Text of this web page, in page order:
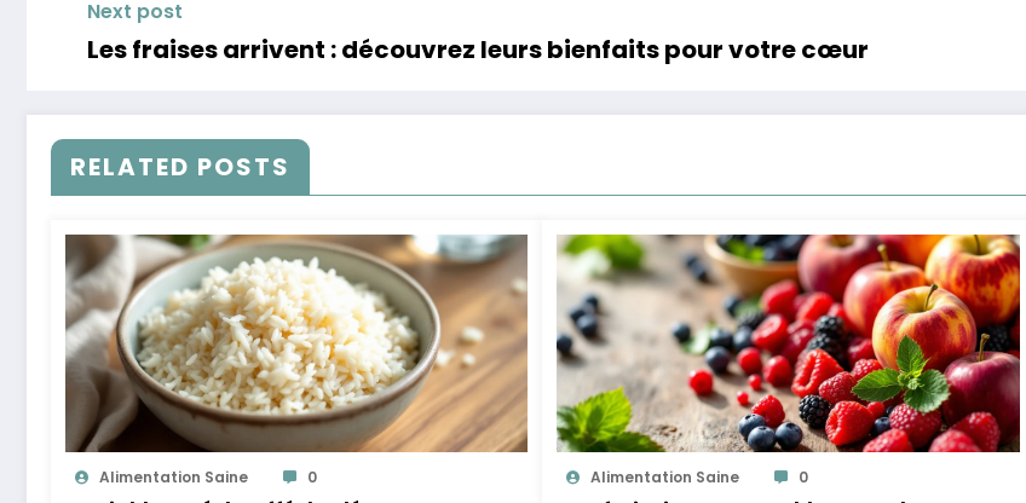
Next post
Les fraises arrivent : découvrez leurs bienfaits pour votre cœur
RELATED POSTS
Alimentation Saine 0 Alimentation Saine 0